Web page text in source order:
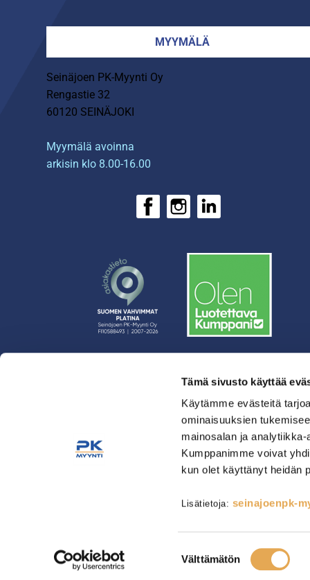
Tämä sivusto käyttää
Käytämme evästeitä
ominaisuuksien
mainosalan ja
Kumppanimme voivat
kun olet käyttänyt heidän
Lisätietoja: seinajoenpk-
valinta
Välttämätön
MYYMÄLÄ
Seinäjoen PK-Myynti Oy
Rengastie 32
60120 SEINÄJOKI
Myymälä avoinna
arkisin klo 8.00-16.00
› Yritys
› Yhteystiedot
Tarvikkeet